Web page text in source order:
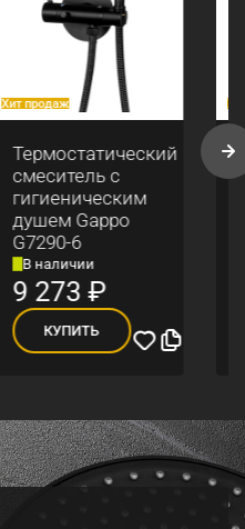
Хит продаж
Термостатический
смеситель с
гигиеническим
душем Gappo
G7290-6
В наличии
9 273₽
КУПИТЬ